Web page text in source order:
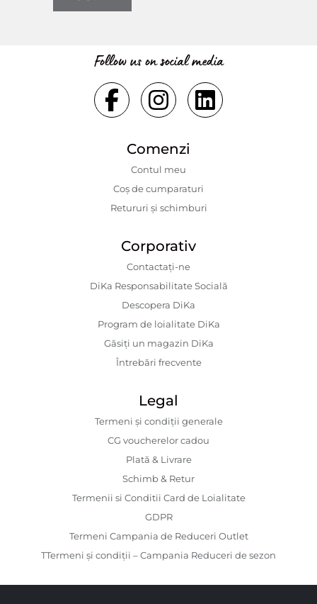
Follow us on social media
Comenzi
Contul meu
Coș de cumparaturi
Retururi și schimburi
Corporativ
Contactaţi-ne
DiKa Responsabilitate Socială
Descopera DiKa
Program de loialitate DiKa
Găsiți un magazin DiKa
Întrebări frecvente
Legal
Termeni și condiții generale
CG voucherelor cadou
Plată & Livrare
Schimb & Retur
Termenii si Conditii Card de Loialitate
GDPR
Termeni Campania de Reduceri Outlet
TTermeni și condiții – Campania Reduceri de sezon